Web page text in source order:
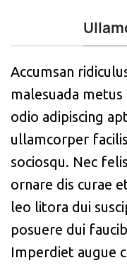
Accumsan
malesuada
odio adipiscing
ullamcorper
sociosqu. Nec
ornare dis curae
leo litora dui
posuere dui
Imperdiet augue